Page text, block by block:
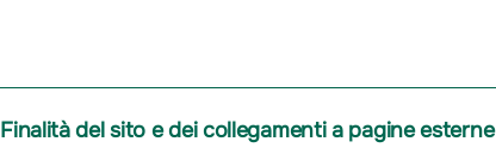
Finalità del sito e dei collegamenti a pagine esterne